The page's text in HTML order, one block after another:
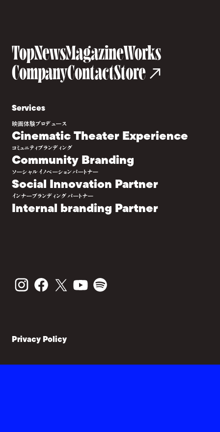
TopNewsMagazineWorks
CompanyContactStore
Services
映画体験プロデュース
Cinematic Theater Experience
コミュニティブランディング
Community Branding
ソーシャルイノベーションパートナー
Social Innovation Partner
インナーブランディングパートナー
Internal branding Partner
Privacy Policy